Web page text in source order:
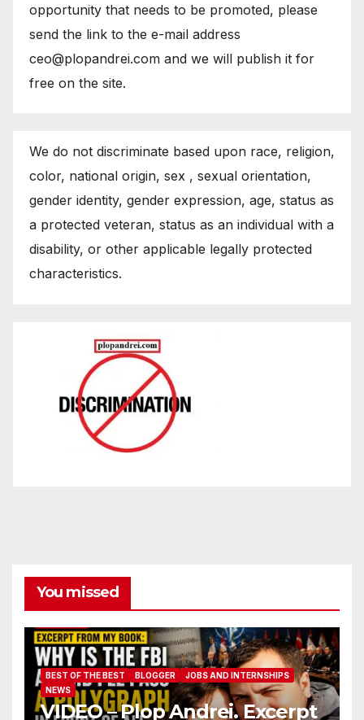
opportunity that needs to be promoted, please
send the link to the e-mail address
ceo@plopandrei.com and we will publish it for
free on the site.
We do not discriminate based upon race, religion,
color, national origin, sex , sexual orientation,
gender identity, gender expression, age, status as
a protected veteran, status as an individual with a
disability, or other applicable legally protected
characteristics.
You missed
BEST OF THE BEST BLOGGER
JOBS AND INTERNSHIPS
NEWS
VIDEO – Plop Andrei. Excerpt